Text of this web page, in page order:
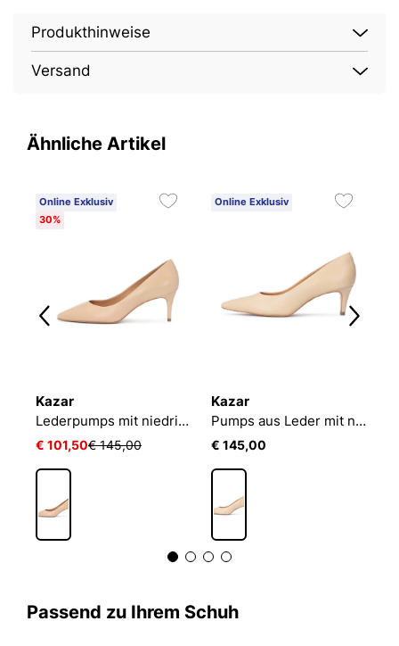
Produkthinweise
Versand
Ähnliche Artikel
Online Exklusiv
30%
Kazar
Lederpumps mit niedrigem Absatz
€ 101,50€ 145,00
Online Exklusiv
Kazar
Pumps aus Leder mit niedrigem Absatz
€ 145,00
Passend zu Ihrem Schuh